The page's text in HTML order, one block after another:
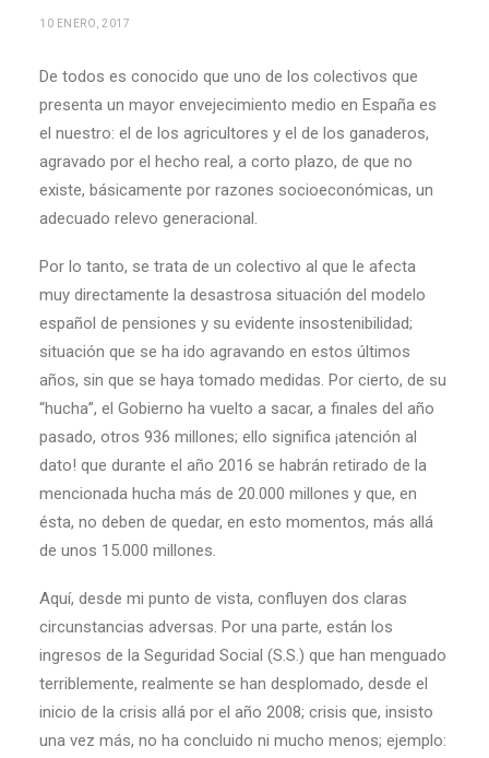
10 ENERO, 2017
De todos es conocido que uno de los colectivos que
presenta un mayor envejecimiento medio en España es
el nuestro: el de los agricultores y el de los ganaderos,
agravado por el hecho real, a corto plazo, de que no
existe, básicamente por razones socioeconómicas, un
adecuado relevo generacional.
Por lo tanto, se trata de un colectivo al que le afecta
muy directamente la desastrosa situación del modelo
español de pensiones y su evidente insostenibilidad;
situación que se ha ido agravando en estos últimos
años, sin que se haya tomado medidas. Por cierto, de su
“hucha”, el Gobierno ha vuelto a sacar, a finales del año
pasado, otros 936 millones; ello significa ¡atención al
dato! que durante el año 2016 se habrán retirado de la
mencionada hucha más de 20.000 millones y que, en
ésta, no deben de quedar, en esto momentos, más allá
de unos 15.000 millones.
Aquí, desde mi punto de vista, confluyen dos claras
circunstancias adversas. Por una parte, están los
ingresos de la Seguridad Social (S.S.) que han menguado
terriblemente, realmente se han desplomado, desde el
inicio de la crisis allá por el año 2008; crisis que, insisto
una vez más, no ha concluido ni mucho menos; ejemplo: